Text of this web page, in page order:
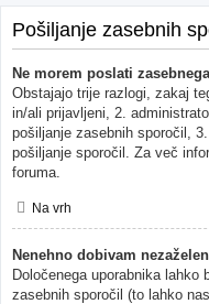
Pošiljanje zasebnih
Ne morem poslati
Obstajajo trije razlogi, zakaj
in/ali prijavljeni, 2.
pošiljanje zasebnih sporočil,
pošiljanje sporočil. Za več
foruma.
Na vrh
Nenehno dobivam
Določenega uporabnika lahko
zasebnih sporočil (to lahko